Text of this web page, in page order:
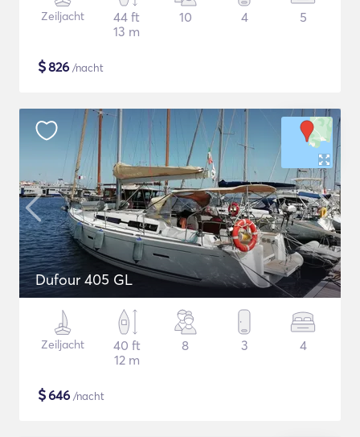
Zeiljacht
44 ft
13 m
10 4 5
$826 /nacht
Dufour 405 GL
Zeiljacht
40 ft
12 m
8 3 4
$646 /nacht